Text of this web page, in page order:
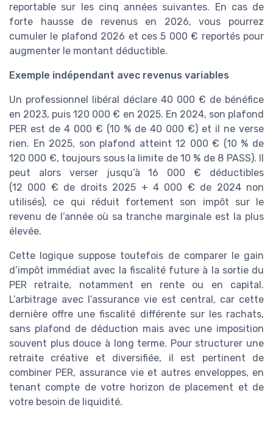
reportable sur les cinq années suivantes. En cas de
forte hausse de revenus en 2026, vous pourrez
cumuler le plafond 2026 et ces 5 000 € reportés pour
augmenter le montant déductible.
Exemple indépendant avec revenus variables
Un professionnel libéral déclare 40 000 € de bénéfice
en 2023, puis 120 000 € en 2025. En 2024, son plafond
PER est de 4 000 € (10 % de 40 000 €) et il ne verse
rien. En 2025, son plafond atteint 12 000 € (10 % de
120 000 €, toujours sous la limite de 10 % de 8 PASS). Il
peut alors verser jusqu’à 16 000 € déductibles
(12 000 € de droits 2025 + 4 000 € de 2024 non
utilisés), ce qui réduit fortement son impôt sur le
revenu de l’année où sa tranche marginale est la plus
élevée.
Cette logique suppose toutefois de comparer le gain
d’impôt immédiat avec la fiscalité future à la sortie du
PER retraite, notamment en rente ou en capital.
L’arbitrage avec l’assurance vie est central, car cette
dernière offre une fiscalité différente sur les rachats,
sans plafond de déduction mais avec une imposition
souvent plus douce à long terme. Pour structurer une
retraite créative et diversifiée, il est pertinent de
combiner PER, assurance vie et autres enveloppes, en
tenant compte de votre horizon de placement et de
votre besoin de liquidité.